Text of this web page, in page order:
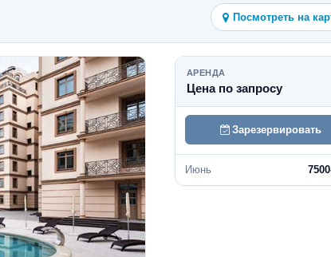
Посмотреть на
АРЕНДА
Цена по запросу
Зарезервировать
Июнь